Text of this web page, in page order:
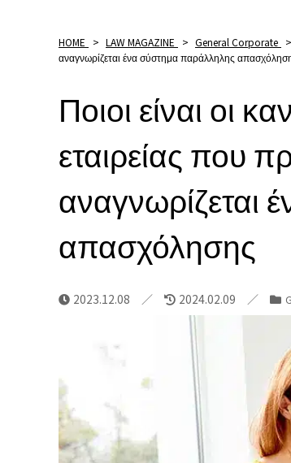
HOME > LAW MAGAZINE > General Corporate >
αναγνωρίζεται ένα σύστημα παράλληλης
Ποιοι είναι οι
εταιρείας που
αναγνωρίζεται
απασχόλησης
2023.12.08 2024.02.09